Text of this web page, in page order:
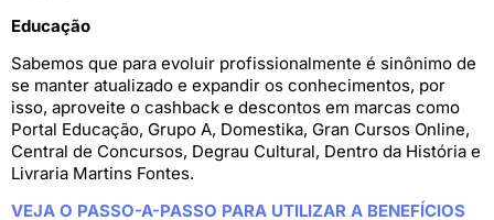
Educação
Sabemos que para evoluir profissionalmente é sinônimo de
se manter atualizado e expandir os conhecimentos, por
isso, aproveite o cashback e descontos em marcas como
Portal Educação, Grupo A, Domestika, Gran Cursos Online,
Central de Concursos, Degrau Cultural, Dentro da História e
Livraria Martins Fontes.
VEJA O PASSO-A-PASSO PARA UTILIZAR A BENEFÍCIOS